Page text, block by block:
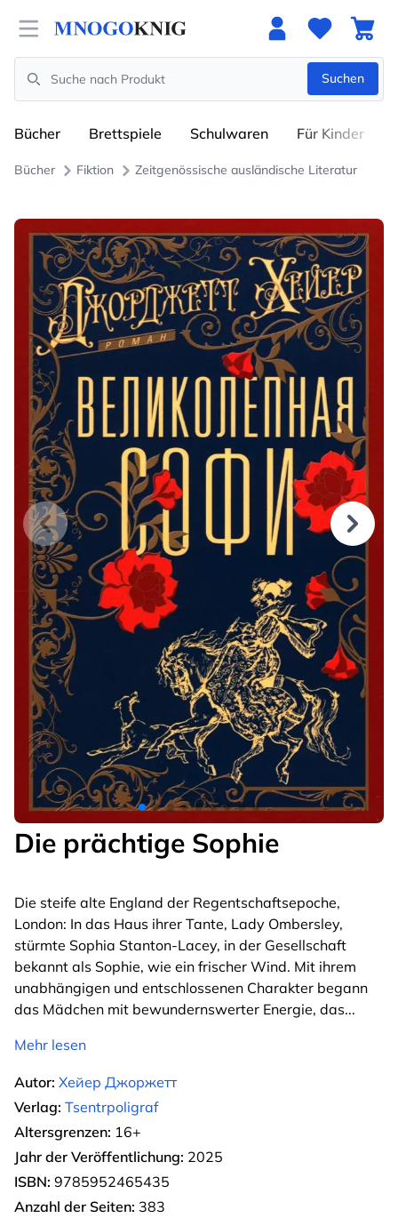
Open menu
Search
Suchen
Bücher Brettspiele Schulwaren Für Kinder
Bücher Fiktion Zeitgenössische ausländische Literatur
Die prächtige Sophie
Die steife alte England der Regentschaftsepoche,
London: In das Haus ihrer Tante, Lady Ombersley,
stürmte Sophia Stanton-Lacey, in der Gesellschaft
bekannt als Sophie, wie ein frischer Wind. Mit ihrem
unabhängigen und entschlossenen Charakter begann
das Mädchen mit bewundernswerter Energie, das...
Mehr lesen
Autor: Хейер Джоржетт
Verlag: Tsentrpoligraf
Altersgrenzen: 16+
Jahr der Veröffentlichung: 2025
ISBN: 9785952465435
Anzahl der Seiten: 383